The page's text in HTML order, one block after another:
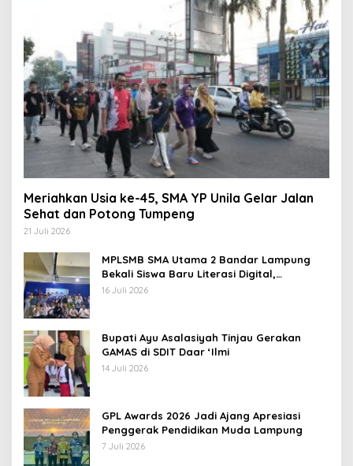
Meriahkan Usia ke-45, SMA YP Unila Gelar Jalan
Sehat dan Potong Tumpeng
21 Juli 2026
MPLSMB SMA Utama 2 Bandar Lampung
Bekali Siswa Baru Literasi Digital,
Jurnalistik, dan Etika Bermedia Sosial
16 Juli 2026
Bupati Ayu Asalasiyah Tinjau Gerakan
GAMAS di SDIT Daar ‘Ilmi
14 Juli 2026
GPL Awards 2026 Jadi Ajang Apresiasi
Penggerak Pendidikan Muda Lampung
7 Juli 2026